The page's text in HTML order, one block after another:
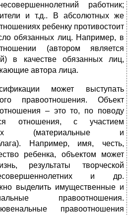
работник;
и т.д.. В абсолютных же
ребенку противостоит
обязанных лиц. Например, в
(автором является
в качестве обязанных лиц,
автора лица.
может выступать
правоотношения. Объект
– это то, по поводу
отношения, с участием
(материальные и
Например, имя, честь,
ребенка, объектом может
результаты творческой
и др.
выделить имущественные и
правоотношения.
правоотношения